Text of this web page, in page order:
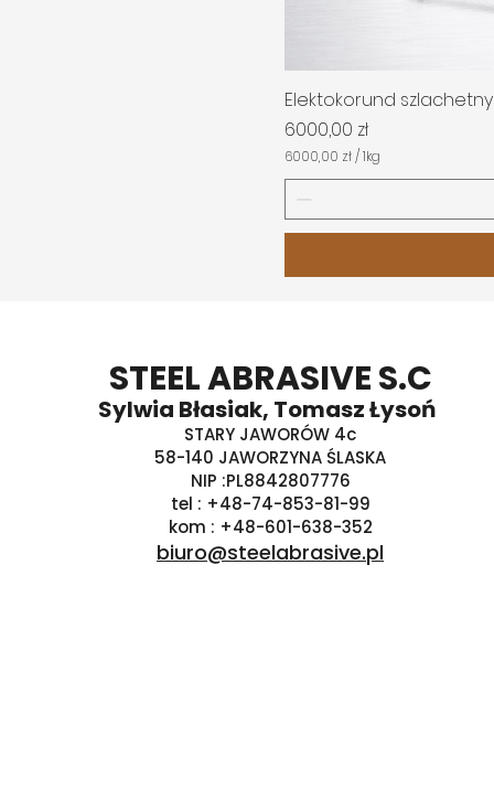
Elektokorund szlachetny
Cena
6000,00 zł
6000,00 zł /1kg
0
a
1
K
l
o
g
r
a
m
STEEL ABRASIVE S.C
Sylwia Błasiak, Tomasz Łysoń
STARY JAWORÓW 4c
58-140 JAWORZYNA ŚLASKA
NIP :PL8842807776
tel : +48-74-853-81-99
kom : +48-601-638-352
biuro@steelabrasive.pl